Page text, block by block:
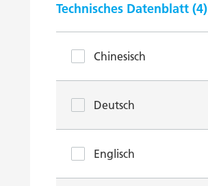
Technisches Datenblatt (4)
Chinesisch
Deutsch
Englisch